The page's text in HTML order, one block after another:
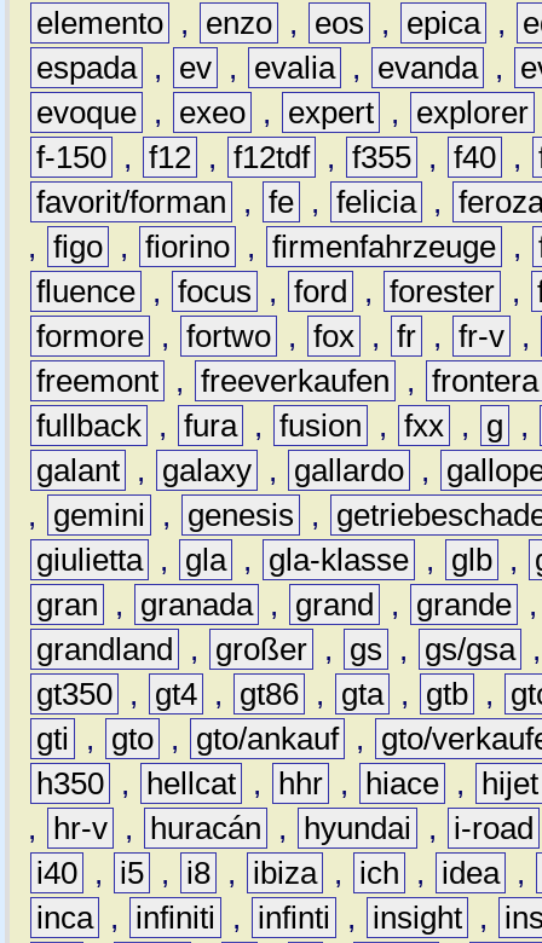
elemento , enzo , eos , epica ,
espada , ev , evalia , evanda ,
evoque , exeo , expert , explorer
f-150 , f12 , f12tdf , f355 , f40 ,
favorit/forman
, fe , felicia ,
, figo , fiorino , firmenfahrzeuge ,
fluence , focus , ford , forester ,
formore , fortwo , fox , fr , fr-v ,
freemont , freeverkaufen , frontera
fullback , fura , fusion , fxx , g
,
galant , galaxy , gallardo ,
,
gemini , genesis ,
giulietta , gla , gla-klasse , glb ,
gran
, granada , grand , grande
grandland
, großer , gs , gs/gsa
gt350 , gt4 , gt86 , gta , gtb ,
gti
, gto , gto/ankauf ,
gto/
h350 , hellcat , hhr , hiace ,
hijet
,
hr-v , huracán , hyundai ,
i-road
i40 , i5 , i8 , ibiza , ich , idea ,
inca , infiniti , infinti , insight ,